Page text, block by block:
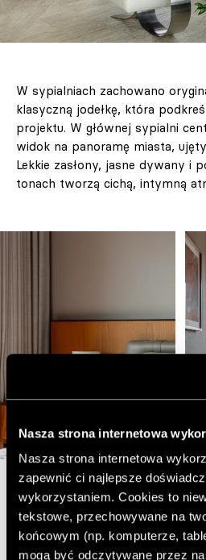
Nasza strona internetowa
Nasza strona internetowa
zapewnić ci najlepsze
wykorzystaniem. Cookies to
tekstowe, przechowywane na
końcowym (np. komputerze,
mogą być odczytywane przez
W sypialniach zachowano
klasyczną jodełkę, która
projektu. W głównej sypialni
widok na panoramę miasta,
Lekkie zasłony, jasne dywany i
tonach tworzą cichą, intymną
W przestrzeniach dla dzieci
harmonię między zabawą a
pokoje utrzymano w